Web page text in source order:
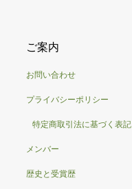
ご案内
お問い合わせ
プライバシーポリシー
特定商取引法に基づく表記
メンバー
歴史と受賞歴